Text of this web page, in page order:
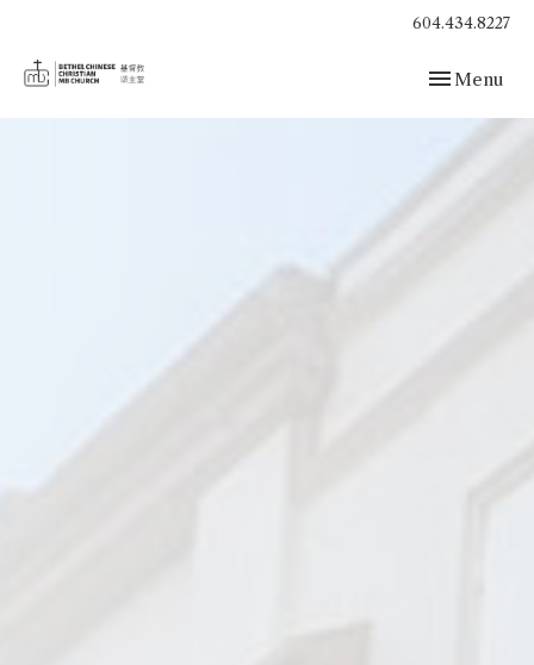
604.434.8227
Toggle
Menu